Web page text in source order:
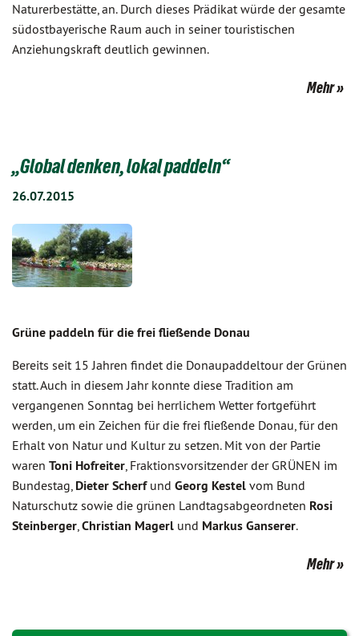
Naturerbestätte, an. Durch dieses Prädikat würde der gesamte
südostbayerische Raum auch in seiner touristischen
Anziehungskraft deutlich gewinnen.
Mehr
„Global denken, lokal paddeln“
26.07.2015
Grüne paddeln für die frei fließende Donau
Bereits seit 15 Jahren findet die Donaupaddeltour der Grünen
statt. Auch in diesem Jahr konnte diese Tradition am
vergangenen Sonntag bei herrlichem Wetter fortgeführt
werden, um ein Zeichen für die frei fließende Donau, für den
Erhalt von Natur und Kultur zu setzen. Mit von der Partie
waren Toni Hofreiter, Fraktionsvorsitzender der GRÜNEN im
Bundestag, Dieter Scherfund Georg Kestel vom Bund
Naturschutz sowie die grünen Landtagsabgeordneten Rosi
Steinberger,Christian Magerl und Markus Ganserer.
Mehr